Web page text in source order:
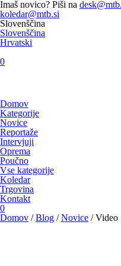
Imaš novico? Piši na
koledar@mtb.si
Slovenščina
Slovenščina
Hrvatski
0
Domov
Kategorije
Novice
Reportaže
Intervjuji
Oprema
Poučno
Vse kategorije
Koledar
Trgovina
Kontakt
0
Domov /Blog /Novice /Video